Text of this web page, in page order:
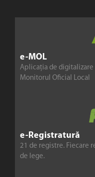
e-MOL
Aplicația de
Monitorul Oficial Local
e-Registratură
21 de registre. Fiecare
de lege.